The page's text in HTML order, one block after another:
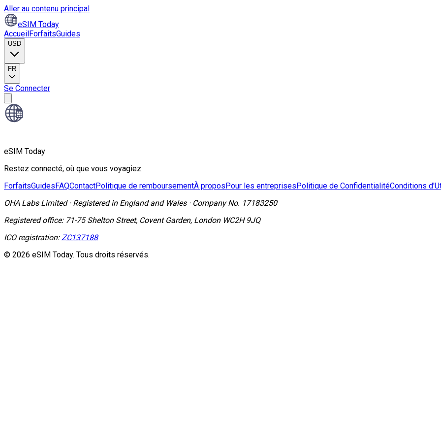
Aller au contenu principal
eSIM Today
AccueilForfaitsGuides
USD
FR
Se Connecter
eSIM Today
Restez connecté, où que vous voyagiez.
ForfaitsGuidesFAQContactPolitique de remboursementÀ proposPour les entreprisesPolitique de ConfidentialitéConditions
OHA Labs Limited· Registered in England and Wales· Company No. 17183250
Registered office: 71-75 Shelton Street, Covent Garden, London WC2H 9JQ
ICO registration: ZC137188
© 2026 eSIM Today. Tous droits réservés.